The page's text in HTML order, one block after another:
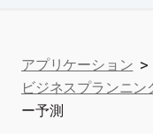
アプリケーション >
ビジネスプランニン
ー予測